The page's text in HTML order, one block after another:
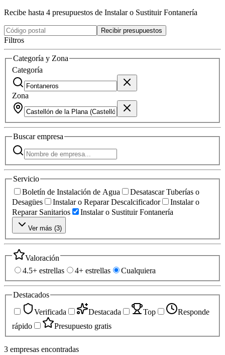
Recibe hasta 4 presupuestos de Instalar o Sustituir Fontanería
Recibir presupuestos
Filtros
Categoría y Zona
Categoría
Zona
Buscarempresa
Servicio
Boletín de Instalación de Agua
Desatascar Tuberías o
Desagües
Instalar o Reparar Descalcificador
Instalar o
Reparar Sanitarios
Instalar o Sustituir Fontanería
Ver más (3)
Valoración
4.5+ estrellas
4+ estrellas Cualquiera
Destacados
Verificada
Destacada Top
Responde
rápido
Presupuesto gratis
3 empresas encontradas